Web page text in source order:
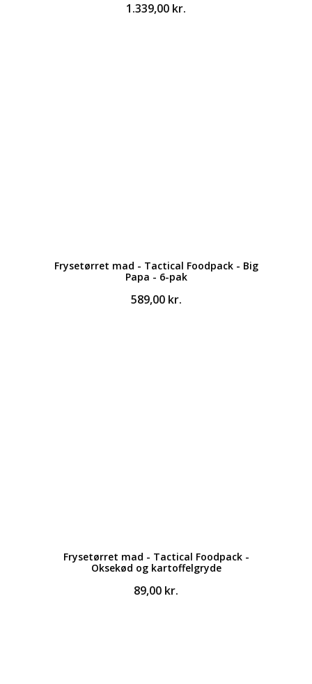
1.339,00 kr.
Frysetørret mad - Tactical Foodpack - Big
Papa - 6-pak
589,00 kr.
Frysetørret mad - Tactical Foodpack -
Oksekød og kartoffelgryde
89,00 kr.